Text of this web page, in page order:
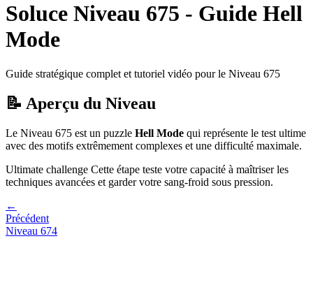
Soluce Niveau 675 - Guide Hell
Mode
Guide stratégique complet et tutoriel vidéo pour le Niveau 675
📝 Aperçu du Niveau
Le Niveau 675 est un puzzle Hell Mode qui représente le test ultime
avec des motifs extrêmement complexes et une difficulté maximale.
Ultimate challenge Cette étape teste votre capacité à maîtriser les
techniques avancées et garder votre sang-froid sous pression.
←
Précédent
Niveau 674